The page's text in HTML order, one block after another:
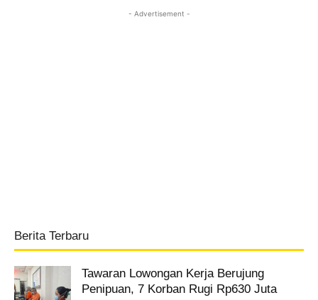
- Advertisement -
Berita Terbaru
Tawaran Lowongan Kerja Berujung
Penipuan, 7 Korban Rugi Rp630 Juta